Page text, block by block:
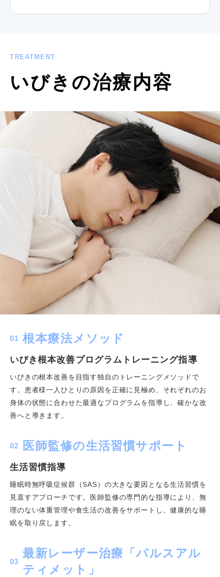
TREATMENT
いびきの治療内容
01 根本療法メソッド
いびき根本改善プログラムトレーニング指導
いびきの根本改善を目指す独自のトレーニングメソッドで
す。患者様一人ひとりの原因を正確に見極め、それぞれのお
身体の状態に合わせた最適なプログラムを指導し、確かな改
善へと導きます。
02 医師監修の生活習慣サポート
生活習慣指導
睡眠時無呼吸症候群（SAS）の大きな要因となる生活習慣を
見直すアプローチです。医師監修の専門的な指導により、無
理のない体重管理や食生活の改善をサポートし、健康的な睡
眠を取り戻します。
03
最新レーザー治療「パルスアル
ティメット」